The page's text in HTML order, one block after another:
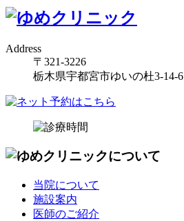
Address
〒321-3226
栃木県宇都宮市ゆいの杜3-14-6
当院について
施設案内
医師のご紹介